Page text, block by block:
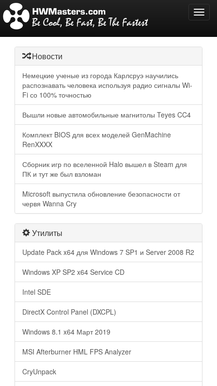
Новости
Немецкие ученые из города Карлсруэ научились
распознавать человека используя радио сигналы Wi-
Fi со 100% точностью
Вышли новые автомобильные магнитолы Teyes CC4
Комплект BIOS для всех моделей GenMachine
RenXXXX
Сборник игр по вселенной Halo вышел в Steam для
ПК и тут же был взломан
Microsoft выпустила обновление безопасности от
червя Wanna Cry
Утилиты
Update Pack x64 для Windows 7 SP1 и Server 2008 R2
Windows XP SP2 x64 Service CD
Intel SDE
DirectX Control Panel (DXCPL)
Windows 8.1 x64 Март 2019
MSI Afterburner HML FPS Analyzer
CryUnpack